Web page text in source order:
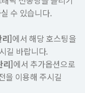
수 있습니다.
]에서 해당 호스팅을
길 바랍니다.
리]에서 추가옵션으로
을 이용해 주시길